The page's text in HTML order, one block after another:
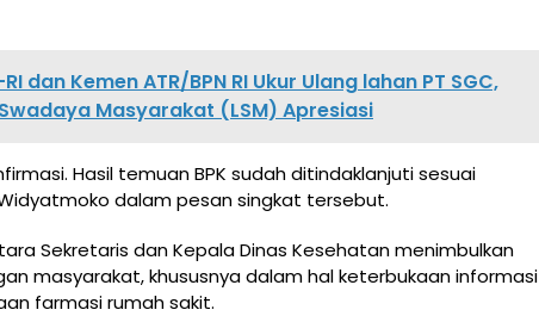
dan Kemen ATR/BPN RI Ukur Ulang lahan PT SGC,
Masyarakat (LSM) Apresiasi
Hasil temuan BPK sudah ditindaklanjuti sesuai
Widyatmoko dalam pesan singkat tersebut.
Sekretaris dan Kepala Dinas Kesehatan menimbulkan
masyarakat, khususnya dalam hal keterbukaan informasi
farmasi rumah sakit.